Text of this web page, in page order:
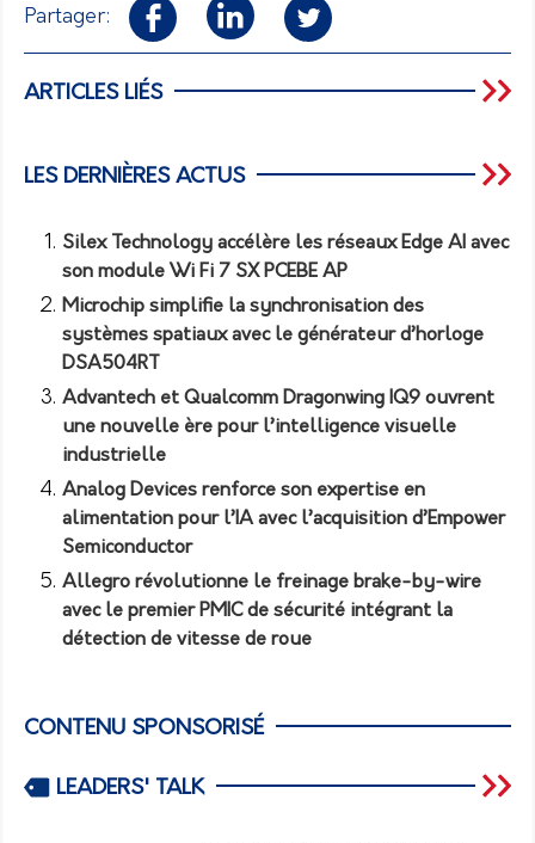
Partager:
ARTICLES LIÉS
LES DERNIÈRES ACTUS
Silex Technology accélère les réseaux Edge AI avec
son module Wi Fi 7 SX PCEBE AP
Microchip simplifie la synchronisation des
systèmes spatiaux avec le générateur d’horloge
DSA504RT
Advantech et Qualcomm Dragonwing IQ9 ouvrent
une nouvelle ère pour l’intelligence visuelle
industrielle
Analog Devices renforce son expertise en
alimentation pour l’IA avec l’acquisition d’Empower
Semiconductor
Allegro révolutionne le freinage brake-by-wire
avec le premier PMIC de sécurité intégrant la
détection de vitesse de roue
CONTENU SPONSORISÉ
LEADERS' TALK